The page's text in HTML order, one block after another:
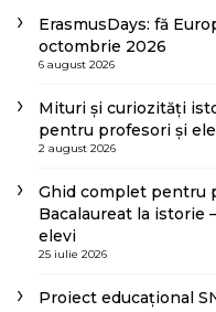
ErasmusDays: fă
octombrie 2026
6 august 2026
Mituri și curiozități
pentru profesori și
2 august 2026
Ghid complet pentru
Bacalaureat la istorie
elevi
25 iulie 2026
Proiect educațional